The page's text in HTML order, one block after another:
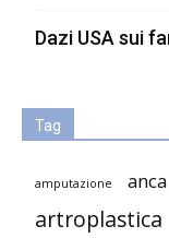
Dazi USA sui
Tag
amputazione anca
artroplastica